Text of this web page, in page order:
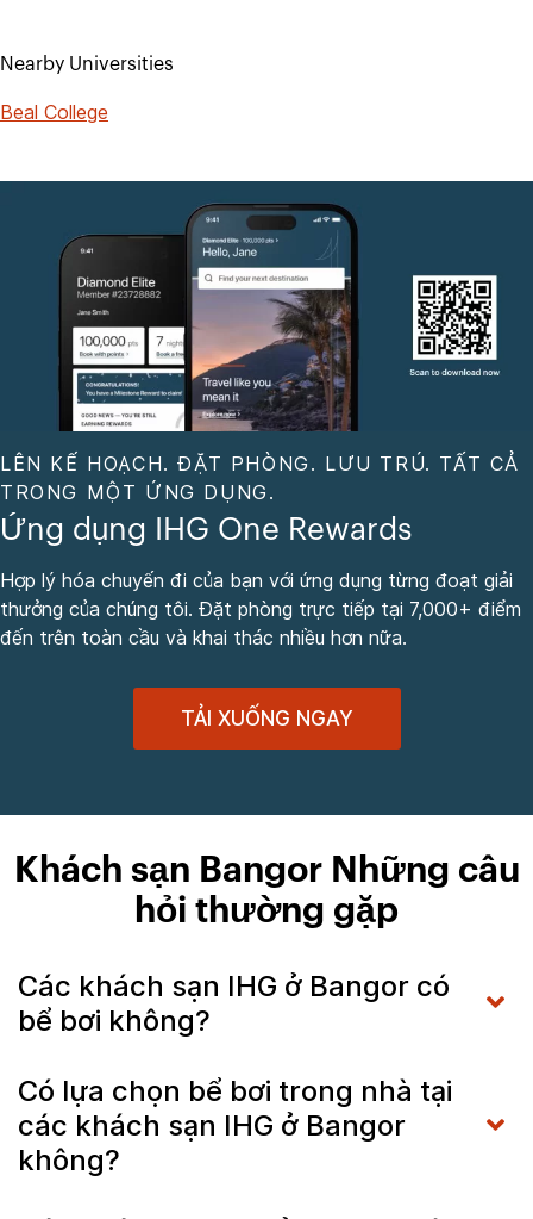
Nearby Universities
Beal College
LÊN KẾ HOẠCH. ĐẶT PHÒNG. LƯU TRÚ. TẤT CẢ
TRONG MỘT ỨNG DỤNG.
Ứng dụng IHG One Rewards
Hợp lý hóa chuyến đi của bạn với ứng dụng từng đoạt giải
thưởng của chúng tôi. Đặt phòng trực tiếp tại 7,000+ điểm
đến trên toàn cầu và khai thác nhiều hơn nữa.
TẢI XUỐNG NGAY
Khách sạn Bangor Những câu
hỏi thường gặp
Các khách sạn IHG ở Bangor có
bể bơi không?
Có lựa chọn bể bơi trong nhà tại
các khách sạn IHG ở Bangor
không?